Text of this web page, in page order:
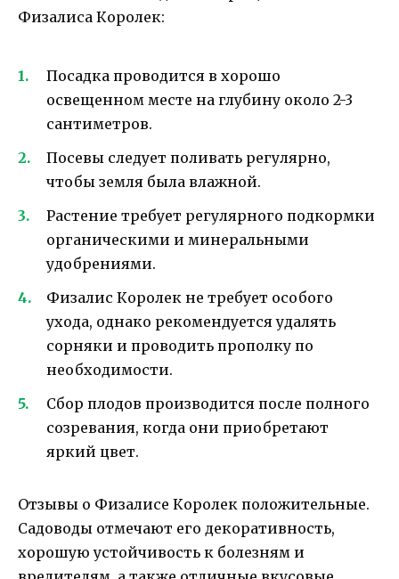
Физалиса Королек:
Посадка проводится в хорошо
освещенном месте на глубину около 2-3
сантиметров.
Посевы следует поливать регулярно,
чтобы земля была влажной.
Растение требует регулярного подкормки
органическими и минеральными
удобрениями.
Физалис Королек не требует особого
ухода, однако рекомендуется удалять
сорняки и проводить прополку по
необходимости.
Сбор плодов производится после полного
созревания, когда они приобретают
яркий цвет.
Отзывы о Физалисе Королек положительные.
Садоводы отмечают его декоративность,
хорошую устойчивость к болезням и